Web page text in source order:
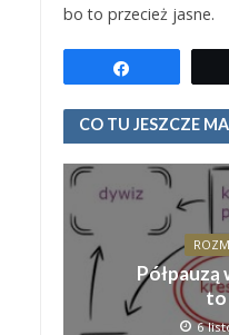
bo to przecież jasne.
CO TU JESZCZE
Półpauzą
to
6